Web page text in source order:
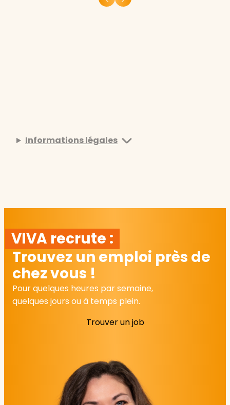
Informations légales
VIVA recrute :
Trouvez un emploi près de
chez vous !
Pour quelques heures par semaine,
quelques jours ou à temps plein.
Trouver un job